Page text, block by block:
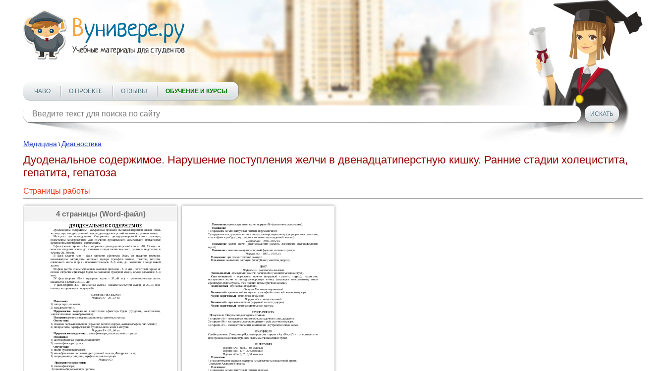
ЧАВО О ПРОЕКТЕ ОТЗЫВЫ ОБУЧЕНИЕ И КУРСЫ
Медицина \ Диагностика
Дуоденальное содержимое. Нарушение поступления желчи в двенадцатиперстную кишку. Ранние стадии холецистита,
гепатита, гепатоза
Страницы работы
4 страницы (Word-файл)